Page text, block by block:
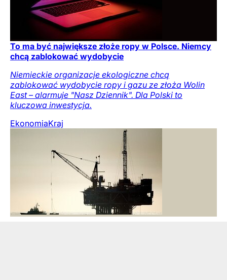
To ma być największe złoże ropy w Polsce. Niemcy
chcą zablokować wydobycie
Niemieckie organizacje ekologiczne chcą
zablokować wydobycie ropy i gazu ze złoża Wolin
East – alarmuje "Nasz Dziennik". Dla Polski to
kluczowa inwestycja.
EkonomiaKraj